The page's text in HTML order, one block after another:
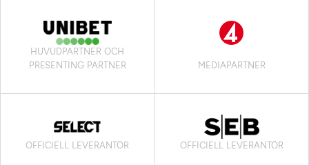
HUVUDPARTNER OCH
PRESENTING PARTNER
MEDIAPARTNER
OFFICIELL LEVERANTÖR OFFICIELL LEVERANTÖR